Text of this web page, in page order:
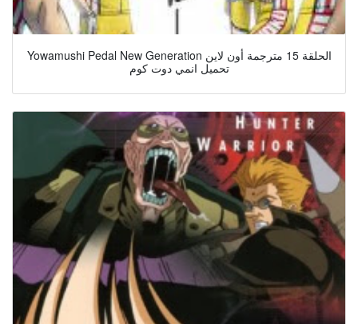
Yowamushi Pedal New Generation الحلقة 15 مترجمة أون لاين
تحميل انمي دوت كوم